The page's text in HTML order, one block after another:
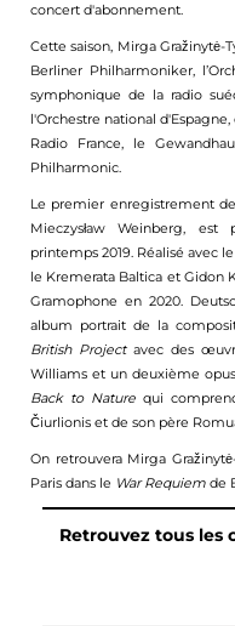
concert d'abonnement.
Cette saison, Mirga Gražinytė-
Berliner Philharmoniker,
symphonique de la radio
l'Orchestre national
Radio France, le
Philharmonic.
Le premier enregistrement
Mieczysław Weinberg,
printemps 2019. Réalisé avec
le Kremerata Baltica et Gidon
Gramophone en 2020.
album portrait de la
British Project avec des
Williams et un deuxième
Back to Nature qui
Čiurlionis et de son père
On retrouvera Mirga
Paris dans le War Requiem de
Retrouvez tous les